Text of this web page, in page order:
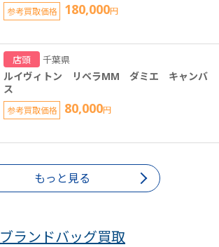
参考買取価格 180,000円
店頭 千葉県
ルイヴィトン リベラMM ダミエ キャンバ
ス
参考買取価格 80,000円
もっと見る
ブランドバッグ買取